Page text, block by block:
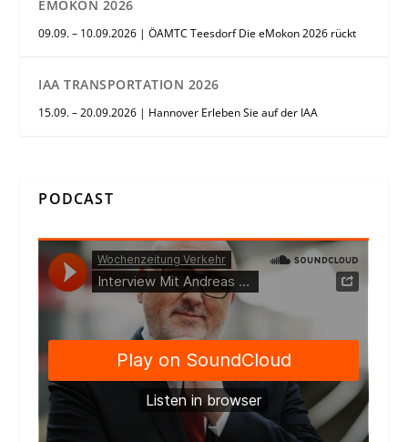
EMOKON 2026
09.09. – 10.09.2026 | ÖAMTC Teesdorf Die eMokon 2026 rückt
IAA TRANSPORTATION 2026
15.09. – 20.09.2026 | Hannover Erleben Sie auf der IAA
PODCAST